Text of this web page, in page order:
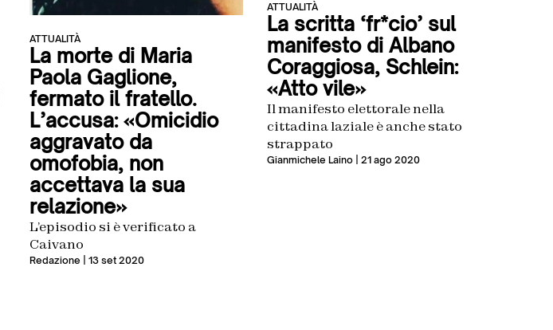
ATTUALITÀ
La morte di Maria
Paola Gaglione,
fermato il fratello.
L’accusa: «Omicidio
aggravato da
omofobia, non
accettava la sua
relazione»
L’episodio si è verificato a
Caivano
Redazione | 13 set 2020
ATTUALITÀ
La scritta ‘fr*cio’ sul
manifesto di Albano
Coraggiosa, Schlein:
«Atto vile»
Il manifesto elettorale nella
cittadina laziale è anche stato
strappato
Gianmichele Laino| 21 ago 2020